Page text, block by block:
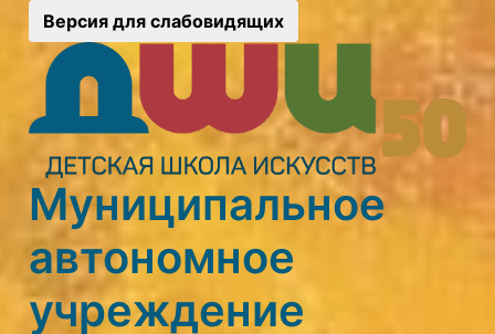
Версия для слабовидящих
Муниципальное
автономное
учреждение